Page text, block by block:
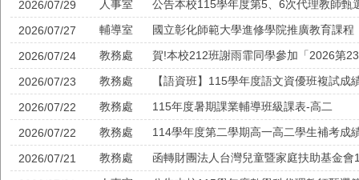
2026/07/29 人事室 公告本校115學年度第5、6次代理教師甄
2026/07/27 輔導室
2026/07/24 教務處 賀!本校212班謝雨霏同學參加「2026第
2026/07/23 教務處 【語資班】115學年度語文資優班複試成
2026/07/22 教務處 115年度暑期課業輔導班級課表-高二
2026/07/22 教務處 114學年度第二學期高一高二學生補考成
2026/07/21 教務處